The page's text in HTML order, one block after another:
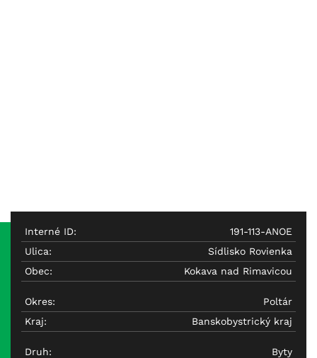
Interné ID:
191-113-ANOE
Ulica:
Sídlisko Rovienka
Obec:
Kokava nad Rimavicou
Okres:
Poltár
Kraj:
Banskobystrický kraj
Druh:
Byty